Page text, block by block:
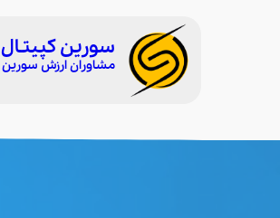
سورین کپیتـال
مشاوران ارزش سورین